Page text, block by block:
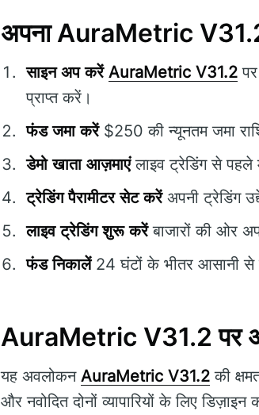
अपना AuraMetric
साइन अप करें AuraMetric V31.2
प्राप्त करें।
फंड जमा करें$250 की न्यूनतम जमा
डेमो खाता आज़माएंलाइव ट्रेडिंग से पहले
ट्रेडिंग पैरामीटर सेट करेंअपनी ट्रेडिंग
लाइव ट्रेडिंग शुरू करेंबाजारों की ओर
फंड निकालें24 घंटों के भीतर आसानी से
AuraMetric V31.2 पर
यह अवलोकन AuraMetric V31.2 की
और नवोदित दोनों व्यापारियों के लिए